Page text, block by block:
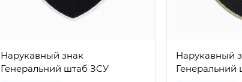
Нарукавный знак
Генеральний штаб ЗСУ
Нарукавный
Генеральний